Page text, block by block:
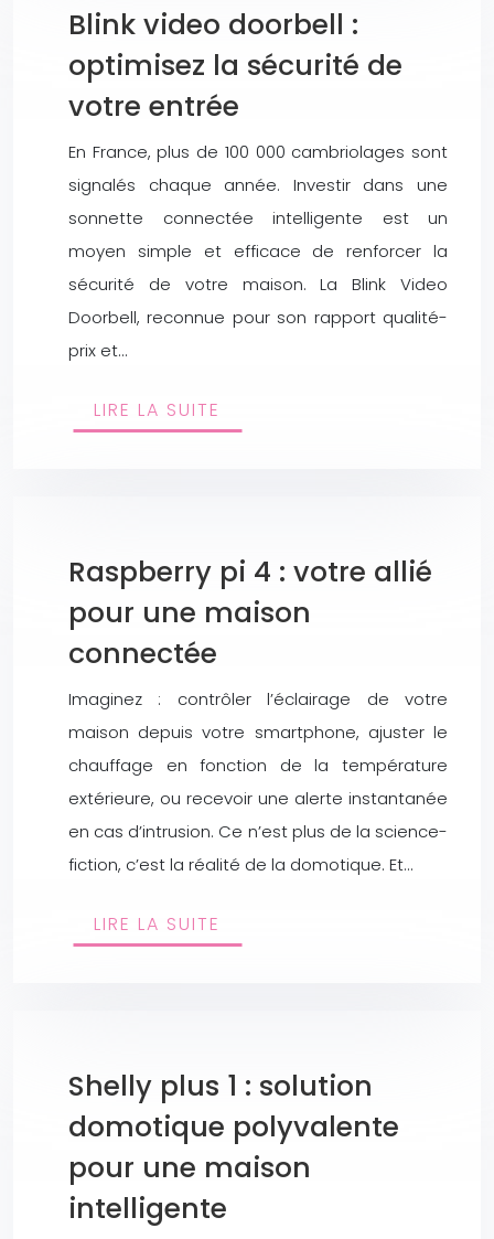
Blink video doorbell :
optimisez la sécurité de
votre entrée
En France, plus de 100 000 cambriolages sont
signalés chaque année. Investir dans une
sonnette connectée intelligente est un
moyen simple et efficace de renforcer la
sécurité de votre maison. La Blink Video
Doorbell, reconnue pour son rapport qualité-
prix et…
LIRE LA SUITE
Raspberry pi 4 : votre allié
pour une maison
connectée
Imaginez : contrôler l’éclairage de votre
maison depuis votre smartphone, ajuster le
chauffage en fonction de la température
extérieure, ou recevoir une alerte instantanée
en cas d’intrusion. Ce n’est plus de la science-
fiction, c’est la réalité de la domotique. Et…
LIRE LA SUITE
Shelly plus 1 : solution
domotique polyvalente
pour une maison
intelligente